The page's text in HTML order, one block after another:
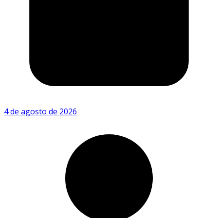
4 de agosto de 2026